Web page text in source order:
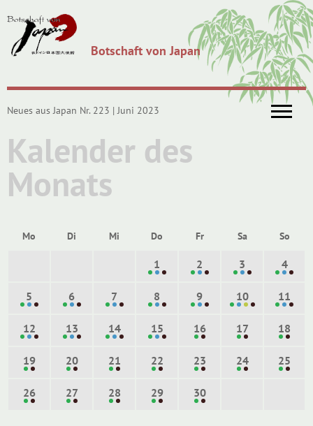
Botschaft von Japan
Neues aus Japan Nr. 223 | Juni 2023
Kalender des
Monats
Mo Di Mi Do Fr Sa So
1 2 3 4
5 6 7 8 9 10 11
12 13 14 15 16 17 18
19 20 21 22 23 24 25
26 27 28 29 30